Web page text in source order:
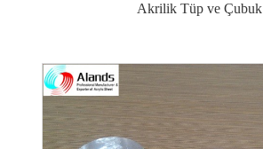
Akrilik Tüp ve Çubuk